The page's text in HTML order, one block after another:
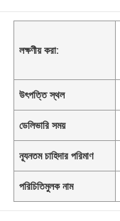
লক্ষণীয় করা:
উৎপত্তি স্থল
ডেলিভারি সময়
ন্যূনতম চাহিদার পরিমাণ
পরিচিতিমুলক নাম